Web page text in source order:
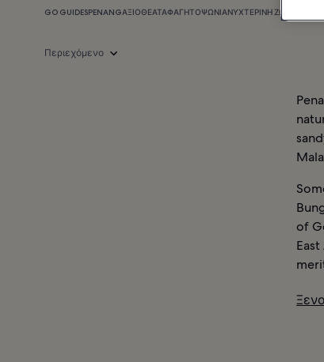
GO GUIDESPENANGΑΞΙΟΘΈΑΤΑΦΑΓΗΤΌΨΏΝΙΑΝΥΧΤΕΡΙΝΉ ΖΩΉ
Περιεχόμενο
of